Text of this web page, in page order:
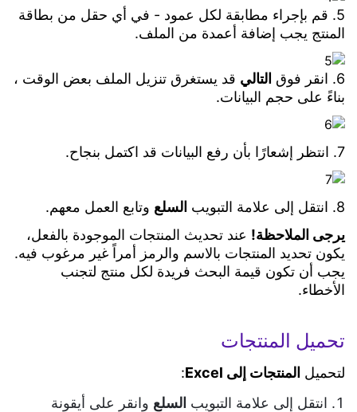
5. قم بإجراء مطابقة لكل عمود - في أي حقل من بطاقة
المنتج يجب إضافة أعمدة من الملف.
6. انقر فوق التالي قد يستغرق تنزيل الملف بعض الوقت ،
بناءً على حجم البيانات.
7. انتظر إشعارًا بأن رفع البيانات قد اكتمل بنجاح.
8. انتقل إلى علامة التبويب السلع وتابع العمل معهم.
يرجى الملاحظة! عند تحديث المنتجات الموجودة بالفعل،
يكون تحديد المنتجات بالاسم والرمز أمراً غير مرغوب فيه.
يجب أن تكون قيمة البحث فريدة لكل منتج لتجنب
الأخطاء.
تحميل المنتجات
لتحميل المنتجات إلى Excel
:
انتقل إلى علامة التبويب السلع وانقر على أيقونة